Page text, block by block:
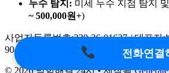
누수 탐지: 미세 누수 지점 탐지
~ 500,000원+)
사업자등록번호:239-36-01637 / 대표자
90-13
© 2026 막힘해결 24시• 제작됨
전화연결